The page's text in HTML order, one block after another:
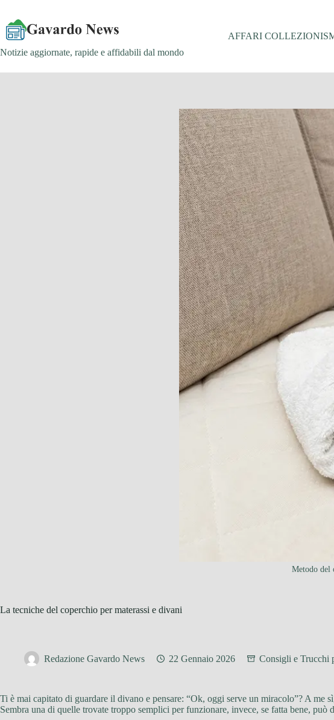
contenuto
Notizie aggiornate, rapide e affidabili dal mondo
AFFARI
Metodo del
La tecniche del coperchio per materassi e divani
Redazione Gavardo News 22 Gennaio 2026 Consigli e Trucchi
Ti è mai capitato di guardare il divano e pensare: “Ok, oggi serve un miracolo”? A
Sembra una di quelle trovate troppo semplici per funzionare, invece, se fatta bene, può